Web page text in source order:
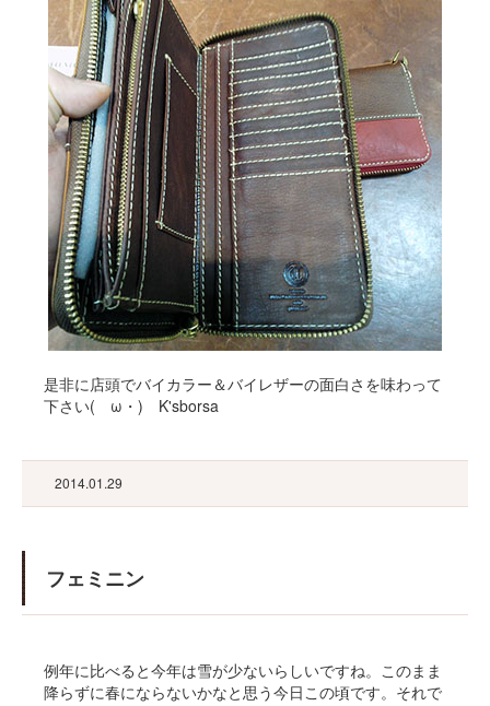
是非に店頭でバイカラー＆バイレザーの面白さを味わって
下さい(ゝω・) K'sborsa
2014.01.29
フェミニン
例年に比べると今年は雪が少ないらしいですね。このまま
降らずに春にならないかなと思う今日この頃です。それで